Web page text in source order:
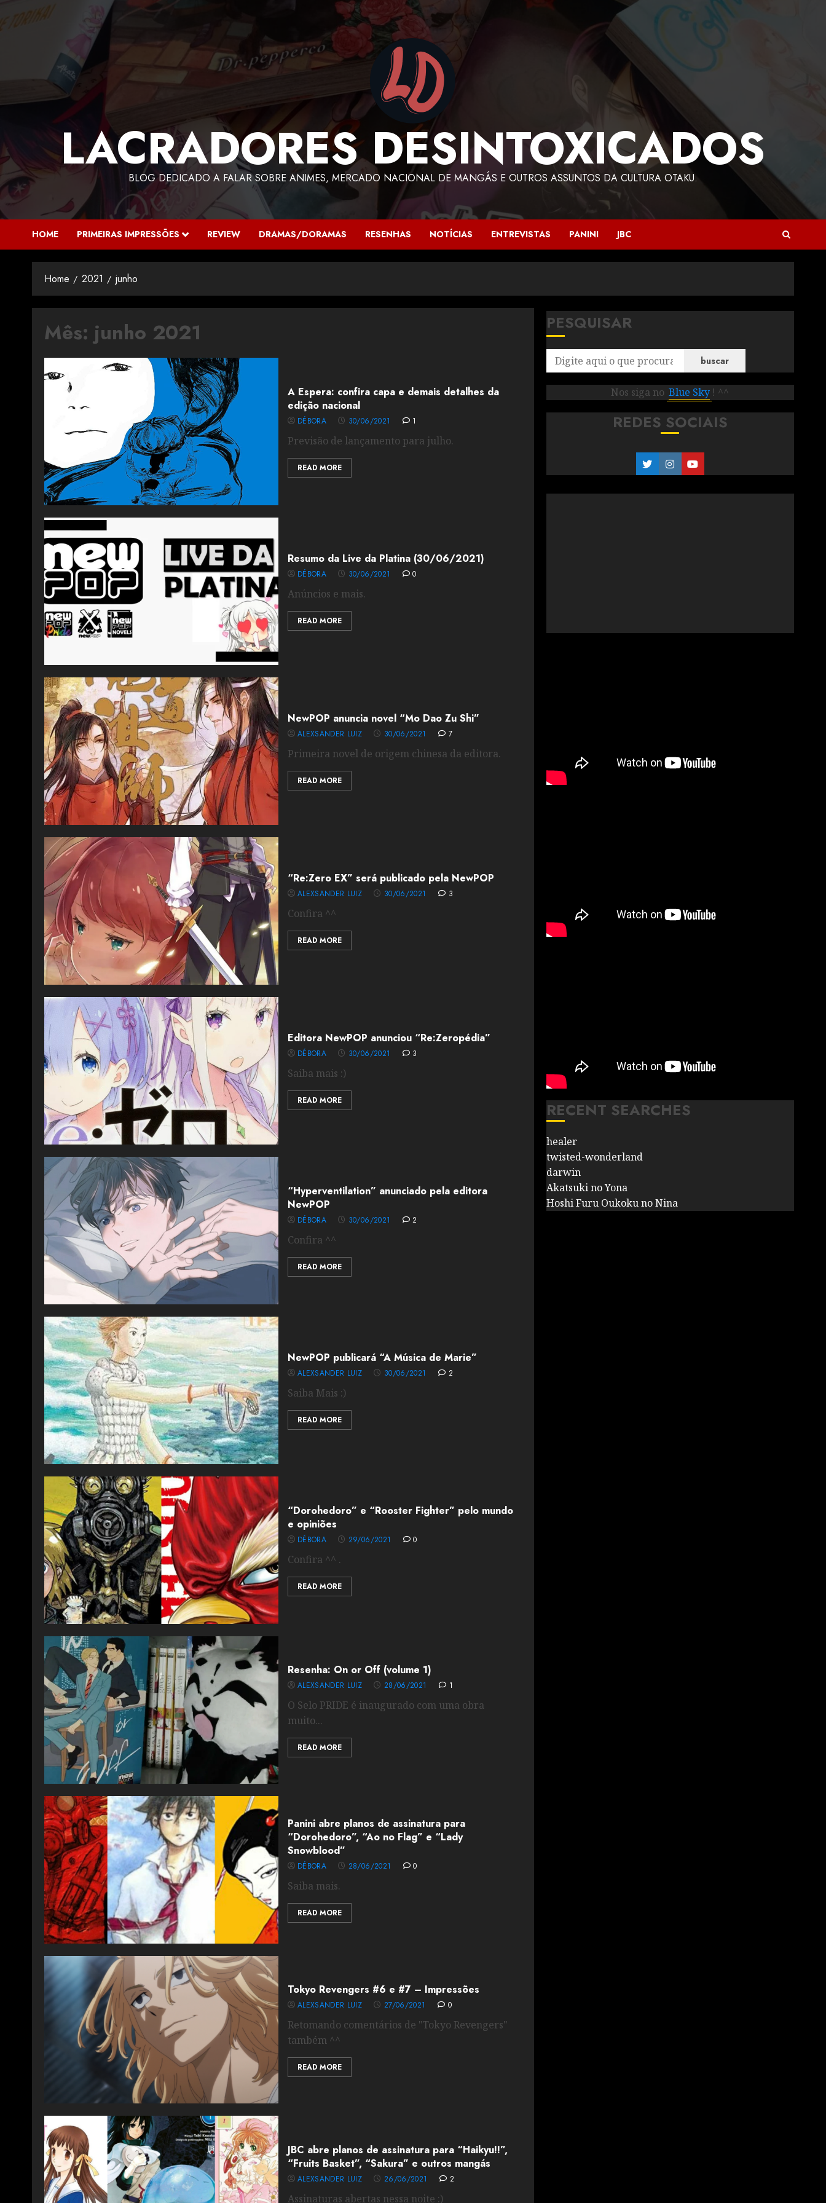
LACRADORES DESINTOXICADOS
BLOG DEDICADO A FALAR SOBRE ANIMES, MERCADO NACIONAL DE MANGÁS E OUTROS ASSUNTOS DA CULTURA OTAKU.
HOME PRIMEIRAS IMPRESSÕES REVIEW DRAMAS/DORAMAS RESENHAS NOTÍCIAS ENTREVISTAS PANINI JBC
Home 2021 junho
Mês: junho 2021
A Espera: confira capa e demais detalhes da
edição nacional
DÉBORA 30/06/2021 1
Previsão de lançamento para julho.
READ MORE
Resumo da Live da Platina (30/06/2021)
DÉBORA 30/06/2021 0
Anúncios e mais.
READ MORE
NewPOP anuncia novel “Mo Dao Zu Shi”
ALEXSANDER LUIZ 30/06/2021 7
Primeira novel de origem chinesa da editora.
READ MORE
“Re:Zero EX” será publicado pela NewPOP
ALEXSANDER LUIZ 30/06/2021 3
Confira ^^
READ MORE
Editora NewPOP anunciou “Re:Zeropédia”
DÉBORA 30/06/2021 3
Saiba mais :)
READ MORE
“Hyperventilation” anunciado pela editora
NewPOP
DÉBORA 30/06/2021 2
Confira ^^
READ MORE
NewPOP publicará “A Música de Marie”
ALEXSANDER LUIZ 30/06/2021 2
Saiba Mais :)
READ MORE
“Dorohedoro” e “Rooster Fighter” pelo mundo
e opiniões
DÉBORA 29/06/2021 0
Confira ^^ .
READ MORE
Resenha: On or Off (volume 1)
ALEXSANDER LUIZ 28/06/2021 1
O Selo PRIDE é inaugurado com uma obra
muito...
READ MORE
Panini abre planos de assinatura para
“Dorohedoro”, “Ao no Flag” e “Lady
Snowblood”
DÉBORA 28/06/2021 0
Saiba mais.
READ MORE
Tokyo Revengers #6 e #7 – Impressões
ALEXSANDER LUIZ 27/06/2021 0
Retomando comentários de "Tokyo Revengers"
também ^^
READ MORE
JBC abre planos de assinatura para “Haikyu!!”,
“Fruits Basket”, “Sakura” e outros mangás
ALEXSANDER LUIZ 26/06/2021 2
Assinaturas abertas nessa noite :)
PESQUISAR
buscar
Nos siga no Blue Sky ! ^^
REDES SOCIAIS
RECENT SEARCHES
healer
twisted-wonderland
darwin
Akatsuki no Yona
Hoshi Furu Oukoku no Nina